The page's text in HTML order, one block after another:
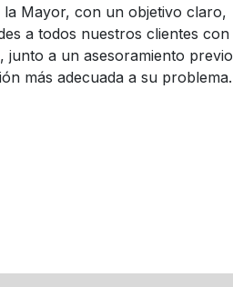
Mayor, con un objetivo claro,
a todos nuestros clientes con
junto a un asesoramiento previo
más adecuada a su problema.